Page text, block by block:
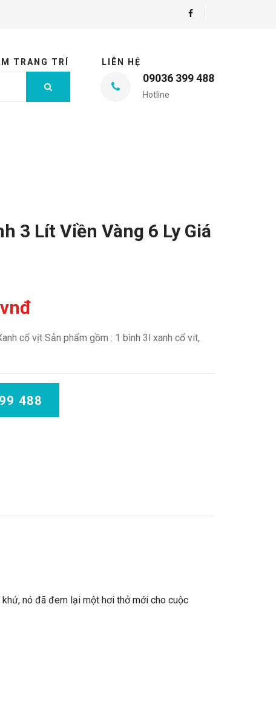
TRANG TRÍ LIÊN HỆ
09036 399 488
Hotline
3 Lít Viền Vàng 6 Ly Giá
cổ vịt Sản phẩm gồm : 1 bình 3l xanh cổ vit,
488
nó đã đem lại một hơi thở mới cho cuộc